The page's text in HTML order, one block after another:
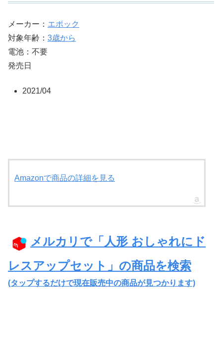
●安全警告
●●小部品があります。誤飲・窒息の危険がありま
すので、3才未満のお子様には絶対に与えないで
ください。
●お姫様のようなドレスアップスタイルに変身で
●(C)EPOCH
メーカー： エポック
対象年齢： 3歳から
電池：不要
発売日
2021/04
Amazonで商品の詳細を見る
メルカリで「人形 おしゃれにド
レスアップセット」の商品を検索
(タップするだけで現在販売中の商品が見つかります)